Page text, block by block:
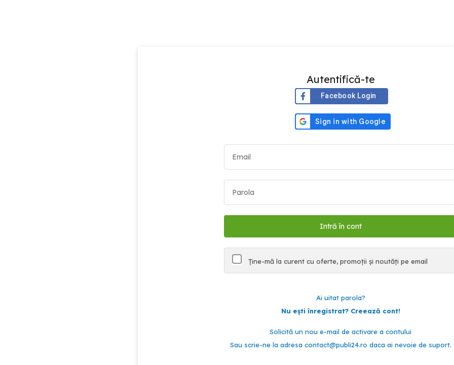
Autentifică-te
Facebook Login
Ține-mă la curent cu oferte, promoții și noutăți pe email
Ai uitat parola?
Nu ești înregistrat? Creează cont!
Solicită un nou e-mail de activare a contului
Sau scrie-ne la adresa contact@publi24.ro daca ai nevoie de suport.